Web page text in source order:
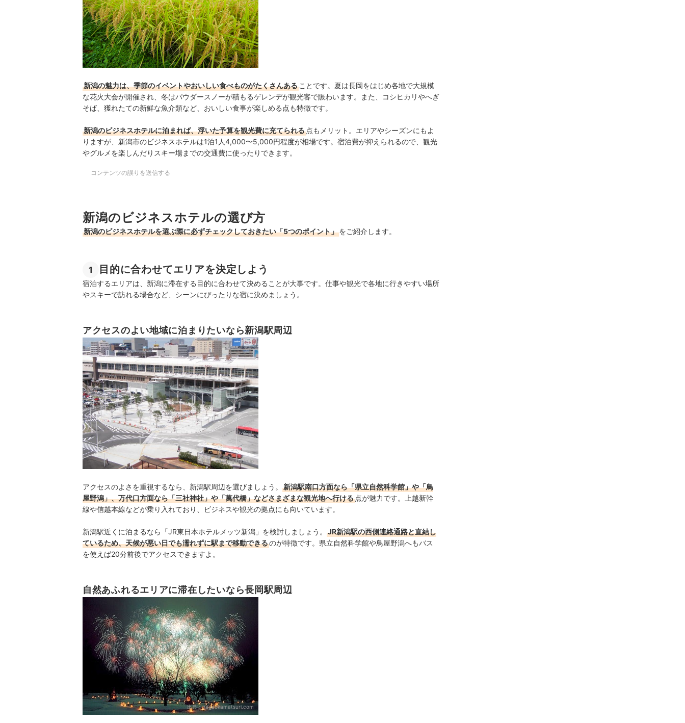
新潟の魅力は、季節のイベントやおいしい食べものがたくさんある ことです。夏は長岡をはじめ各地で大規模
な花火大会が開催され、冬はパウダースノーが積もるゲレンデが観光客で賑わいます。また、コシヒカリやへぎ
そば、獲れたての新鮮な魚介類など、おいしい食事が楽しめる点も特徴です。
新潟のビジネスホテルに泊まれば、浮いた予算を観光費に充てられる 点もメリット。エリアやシーズンにもよ
りますが、新潟市のビジネスホテルは1泊1人4,000〜5,000円程度が相場です。宿泊費が抑えられるので、観光
やグルメを楽しんだりスキー場までの交通費に使ったりできます。
コンテンツの誤りを送信する
新潟のビジネスホテルの選び方
新潟のビジネスホテルを選ぶ際に必ずチェックしておきたい「5つのポイント」をご紹介します。
1 目的に合わせてエリアを決定しよう
宿泊するエリアは、新潟に滞在する目的に合わせて決めることが大事です。仕事や観光で各地に行きやすい場所
やスキーで訪れる場合など、シーンにぴったりな宿に決めましょう。
アクセスのよい地域に泊まりたいなら新潟駅周辺
出典：city.niigata.lg.jp
アクセスのよさを重視するなら、新潟駅周辺を選びましょう。
新潟駅南口方面なら「県立自然科学館」や「鳥
屋野潟」、万代口方面なら「三社神社」や「萬代橋」などさまざまな観光地へ行ける 点が魅力です。上越新幹
線や信越本線などが乗り入れており、ビジネスや観光の拠点にも向いています。
新潟駅近くに泊まるなら「JR東日本ホテルメッツ新潟」を検討しましょう。
JR新潟駅の西側連絡通路と直結し
ているため、天候が悪い日でも濡れずに駅まで移動できるのが特徴です。県立自然科学館や鳥屋野潟へもバス
を使えば20分前後でアクセスできますよ。
自然あふれるエリアに滞在したいなら長岡駅周辺
出典：nagaokamatsuri.com